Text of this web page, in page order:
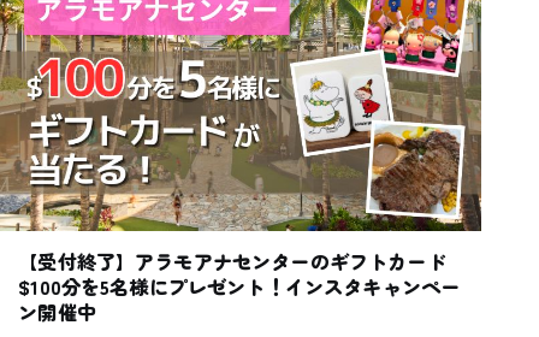
【受付終了】アラモアナセンターのギフトカード
$100分を5名様にプレゼント！インスタキャンペー
ン開催中